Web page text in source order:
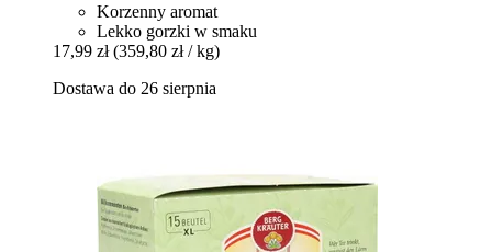
Korzenny aromat
Lekko gorzki w smaku
17,99 zł (359,80 zł / kg)
Dostawa do 26 sierpnia